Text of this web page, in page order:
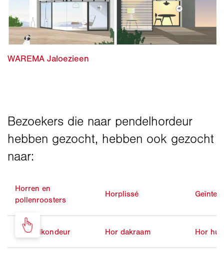
Horren en
pollenroosters
Horplissé
Hor balkondeur Hor dakraam Hor